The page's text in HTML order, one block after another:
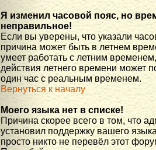
Я изменил часовой пояс, но
неправильное!
Если вы уверены, что указали
причина может быть в летнем
умеет работать с летним
действия летнего времени может
один час с реальным временем.
Вернуться к началу
Моего языка нет в списке!
Причина скорее всего в том, что
установил поддержку вашего
просто никто не перевёл этот